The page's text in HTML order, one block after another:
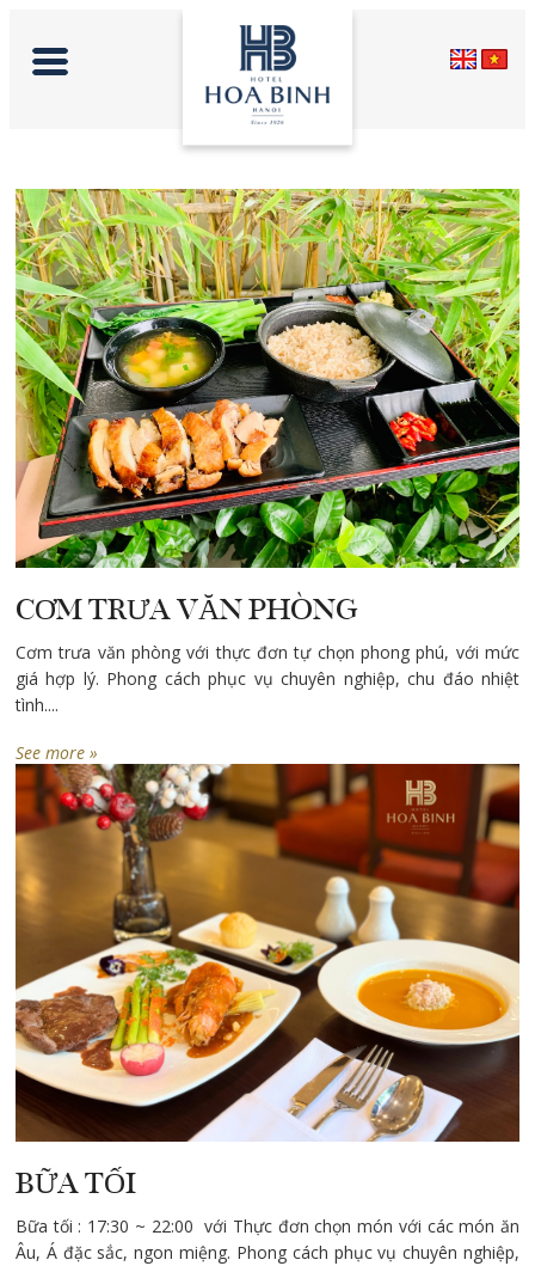
CƠM TRƯA VĂN PHÒNG
Cơm trưa văn phòng với thực đơn tự chọn phong phú, với mức
giá hợp lý. Phong cách phục vụ chuyên nghiệp, chu đáo nhiệt
tình....
See more »
BỮA TỐI
Bữa tối : 17:30 ~ 22:00 với Thực đơn chọn món với các món ăn
Âu, Á đặc sắc, ngon miệng. Phong cách phục vụ chuyên nghiệp,